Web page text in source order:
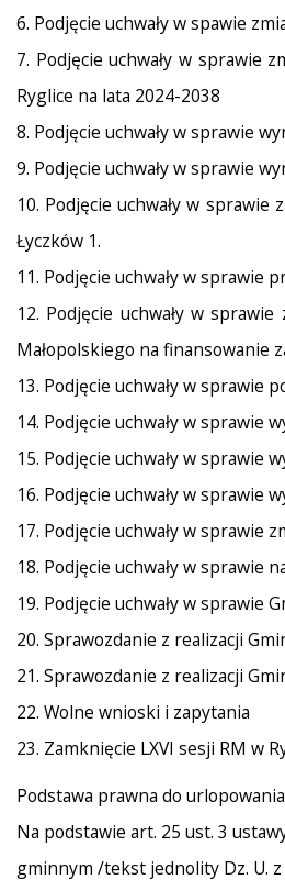
6. Podjęcie uchwały w spawie
7. Podjęcie uchwały w sprawie
Ryglice na lata 2024-2038
8. Podjęcie uchwały w sprawie
9. Podjęcie uchwały w sprawie
10. Podjęcie uchwały w
Łyczków 1.
11. Podjęcie uchwały w sprawie
12. Podjęcie uchwały w
Małopolskiego na finansowanie
13. Podjęcie uchwały w sprawie
14. Podjęcie uchwały w
15. Podjęcie uchwały w
16. Podjęcie uchwały w
17. Podjęcie uchwały w sprawie
18. Podjęcie uchwały w sprawie
19. Podjęcie uchwały w sprawie
20. Sprawozdanie z realizacji
21. Sprawozdanie z realizacji
22. Wolne wnioski i zapytania
23. Zamknięcie LXVI sesji RM w
Podstawa prawna do
Na podstawie art. 25 ust. 3
gminnym /tekst jednolity Dz. U.